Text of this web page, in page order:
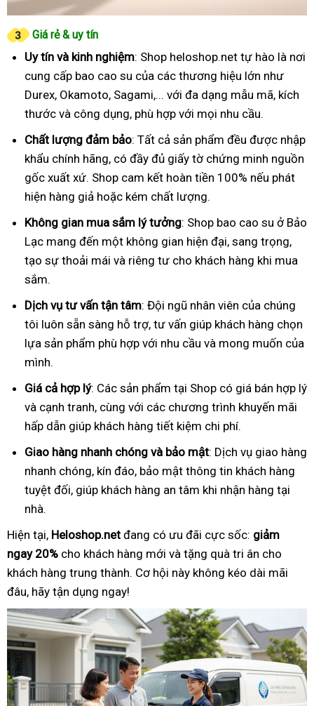
Giá rẻ & uy tín
Uy tín và kinh nghiệm: Shop heloshop.net tự hào là nơi
cung cấp bao cao su của các thương hiệu lớn như
Durex, Okamoto, Sagami,... với đa dạng mẫu mã, kích
thước và công dụng, phù hợp với mọi nhu cầu.
Chất lượng đảm bảo: Tất cả sản phẩm đều được nhập
khẩu chính hãng, có đầy đủ giấy tờ chứng minh nguồn
gốc xuất xứ. Shop cam kết hoàn tiền 100% nếu phát
hiện hàng giả hoặc kém chất lượng.
Không gian mua sắm lý tưởng: Shop bao cao su ở Bảo
Lạc mang đến một không gian hiện đại, sang trọng,
tạo sự thoải mái và riêng tư cho khách hàng khi mua
sắm.
Dịch vụ tư vấn tận tâm: Đội ngũ nhân viên của chúng
tôi luôn sẵn sàng hỗ trợ, tư vấn giúp khách hàng chọn
lựa sản phẩm phù hợp với nhu cầu và mong muốn của
mình.
Giá cả hợp lý: Các sản phẩm tại Shop có giá bán hợp lý
và cạnh tranh, cùng với các chương trình khuyến mãi
hấp dẫn giúp khách hàng tiết kiệm chi phí.
Giao hàng nhanh chóng và bảo mật: Dịch vụ giao hàng
nhanh chóng, kín đáo, bảo mật thông tin khách hàng
tuyệt đối, giúp khách hàng an tâm khi nhận hàng tại
nhà.
Hiện tại, Heloshop.net đang có ưu đãi cực sốc: giảm
ngay 20% cho khách hàng mới và tặng quà tri ân cho
khách hàng trung thành. Cơ hội này không kéo dài mãi
đâu, hãy tận dụng ngay!